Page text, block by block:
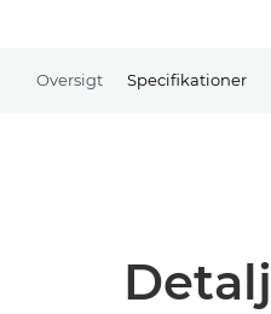
Oversigt Specifikationer